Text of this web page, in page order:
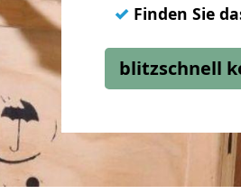
✓ Finden Sie
blitzschnell